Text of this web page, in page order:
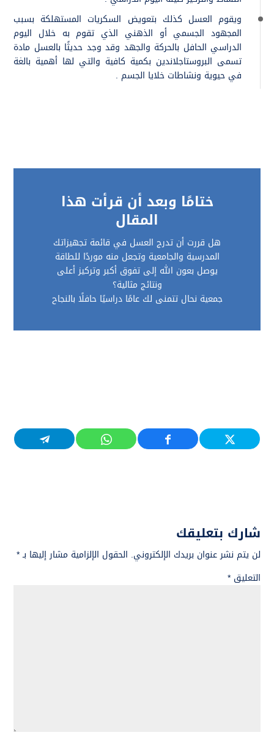
ويقوم العسل كذلك بتعويض السكريات المستهلكة بسبب
المجهود الجسمي أو الذهني الذي تقوم به خلال اليوم
الدراسي الحافل بالحركة والجهد وقد وجد حديثًا بالعسل مادة
تسمى البروستاجلاندين بكمية كافية والتي لها أهمية بالغة
في حيوية ونشاطات خلايا الجسم .
ختامًا وبعد أن قرأت هذا
المقال
هل قررت أن تدرج العسل في قائمة تجهيزاتك
المدرسية والجامعية وتجعل منه موردًا للطاقة
يوصل بعون الله إلى تفوق أكبر وتركيز أعلى
ونتائج مثالية؟
جمعية نحال تتمنى لك عامًا دراسيًا حافلًا بالنجاح
شارك بتعليقك
لن يتم نشر عنوان بريدك الإلكتروني. الحقول الإلزامية مشار إليها بـ*
التعليق *